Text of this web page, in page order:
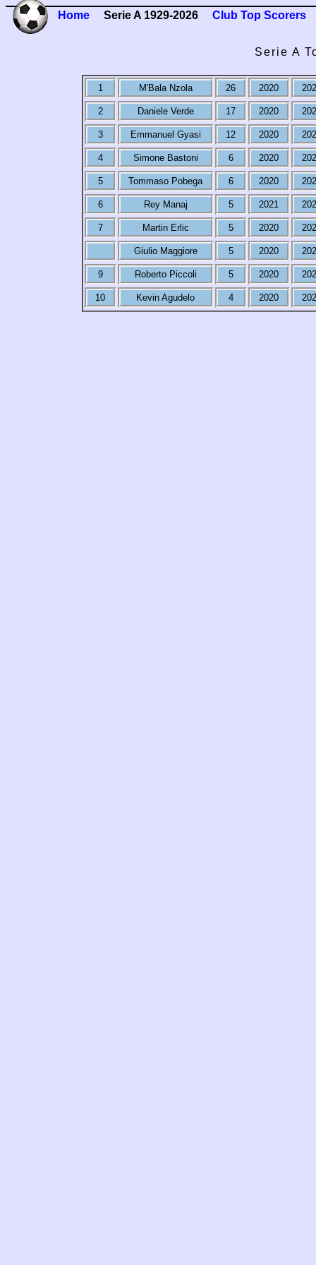
Home Serie A 1929-2026 Club Top Scorers
Serie A
1 M'Bala Nzola 26 2020
2 Daniele Verde 17 2020
3 Emmanuel Gyasi 12 2020
4 Simone Bastoni 6 2020
5 Tommaso Pobega 6 2020
6 Rey Manaj 5 2021
7 Martin Erlic 5 2020
Giulio Maggiore 5 2020
9 Roberto Piccoli 5 2020
10 Kevin Agudelo 4 2020